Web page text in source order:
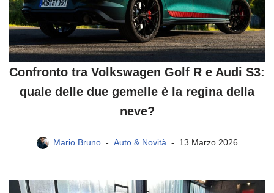
Confronto tra Volkswagen Golf R e Audi S3:
quale delle due gemelle è la regina della
neve?
Mario Bruno Auto & Novità 13 Marzo 2026